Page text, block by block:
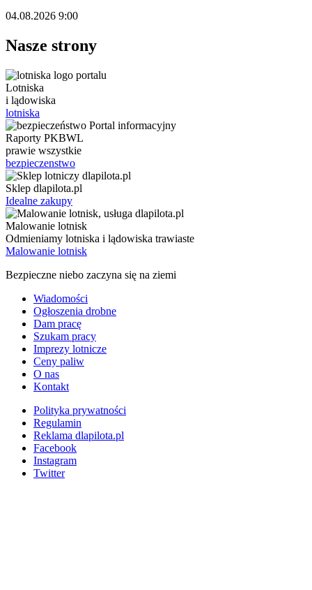
04.08.2026 9:00
Nasze strony
Lotniska
i lądowiska
lotniska
Raporty PKBWL
prawie wszystkie
bezpieczenstwo
Sklep dlapilota.pl
Idealne zakupy
Malowanie lotnisk
Odmieniamy lotniska i lądowiska trawiaste
Malowanie lotnisk
Bezpieczne niebo zaczyna się na ziemi
Wiadomości
Ogłoszenia drobne
Dam pracę
Szukam pracy
Imprezy lotnicze
Ceny paliw
O nas
Kontakt
Polityka prywatności
Regulamin
Reklama dlapilota.pl
Facebook
Instagram
Twitter